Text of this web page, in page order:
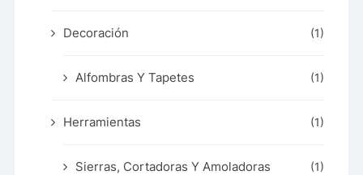
Decoración (1)
Alfombras Y Tapetes (1)
Herramientas (1)
Sierras, Cortadoras Y Amoladoras (1)